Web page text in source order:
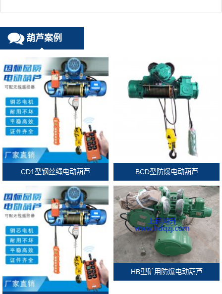
葫芦案例
CD1型钢丝绳电动葫芦 BCD型防爆电动葫芦
HB型矿用防爆电动葫芦